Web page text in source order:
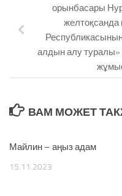
орынбасары
желтоқсанда
алдын алу туралы»
ВАМ МОЖЕТ
Майлин – аңыз адам
15.11.2023